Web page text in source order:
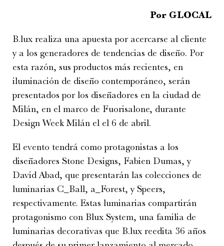
Por GLOCAL
B.lux realiza una apuesta por acercarse al cliente
y a los generadores de tendencias de diseño. Por
esta razón, sus productos más recientes, en
iluminación de diseño contemporáneo, serán
presentados por los diseñadores en la ciudad de
Milán, en el marco de Fuorisalone, durante
Design Week Milán el el 6 de abril.
El evento tendrá como protagonistas a los
diseñadores Stone Designs, Fabien Dumas, y
David Abad, que presentarán las colecciones de
luminarias C_Ball, a_Forest, y Speers,
respectivamente. Estas luminarias compartirán
protagonismo con Blux System, una familia de
luminarias decorativas que B.lux reedita 36 años